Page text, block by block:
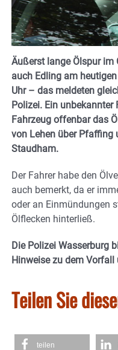
Äußerst lange Ölspur
auch Edling am
Uhr – das meldeten
Polizei. Ein
Fahrzeug offenbar das
von Lehen über Pfaffing
Staudham.
Der Fahrer habe den
auch bemerkt, da er
oder an Einmündungen
Ölflecken hinterließ.
Die Polizei Wasserburg
Hinweise zu dem
Teilen Sie
teilen